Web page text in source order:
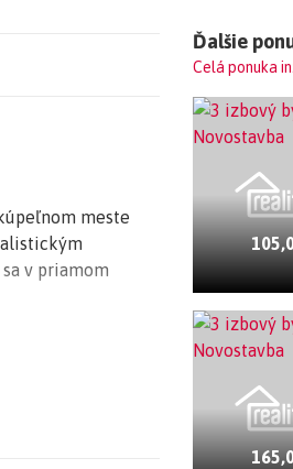
meste
v priamom
piatich
ponuke je 72
Ďalšie
Celá ponuka